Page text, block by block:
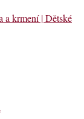
a krmení | Dětské